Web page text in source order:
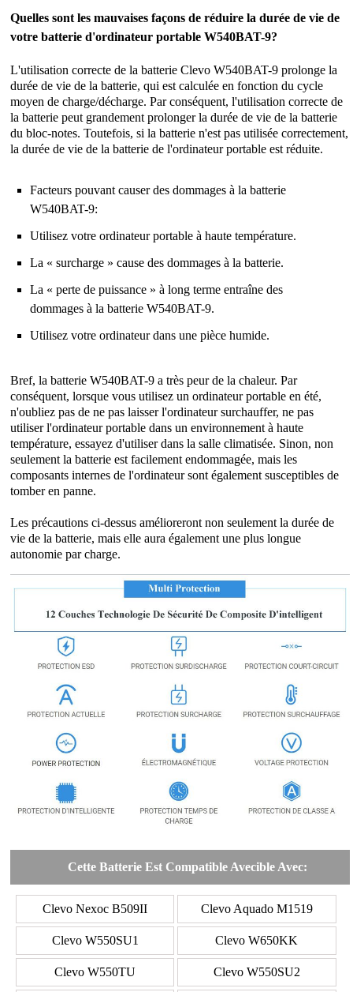
Quelles sont les mauvaises façons de réduire la durée de vie de
votre batterie d'ordinateur portable W540BAT-9?
L'utilisation correcte de labatterie Clevo W540BAT-9 prolonge la
durée de vie de la batterie, qui est calculée en fonction du cycle
moyen de charge/décharge. Par conséquent, l'utilisation correcte de
la batterie peut grandement prolonger la durée de vie de la batterie
du bloc-notes. Toutefois, si la batterie n'est pas utilisée correctement,
la durée de vie de la batterie de l'ordinateur portable est réduite.
Facteurs pouvant causer des dommages à la batterie
W540BAT-9:
Utilisez votre ordinateur portable à haute température.
La « surcharge » cause des dommages à la batterie.
La « perte de puissance » à long terme entraîne des
dommages à la batterie W540BAT-9.
Utilisez votre ordinateur dans une pièce humide.
Bref, la batterie W540BAT-9 a très peur de la chaleur. Par
conséquent, lorsque vous utilisez un ordinateur portable en été,
n'oubliez pas de ne pas laisser l'ordinateur surchauffer, ne pas
utiliser l'ordinateur portable dans un environnement à haute
température, essayez d'utiliser dans la salle climatisée. Sinon, non
seulement la batterie est facilement endommagée, mais les
composants internes de l'ordinateur sont également susceptibles de
tomber en panne.
Les précautions ci-dessus amélioreront non seulement la durée de
vie de la batterie, mais elle aura également une plus longue
autonomie par charge.
Cette Batterie Est Compatible Avecible Avec:
Clevo Nexoc B509II Clevo Aquado M1519
Clevo W550SU1 Clevo W650KK
Clevo W550TU Clevo W550SU2